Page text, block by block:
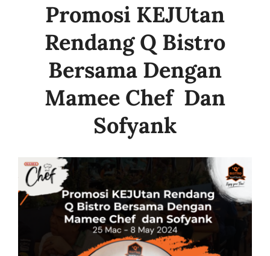
Store Locator
Menu
Business
Promosi KEJUtan
Rendang Q Bistro
Bersama Dengan
Mamee Chef Dan
Sofyank